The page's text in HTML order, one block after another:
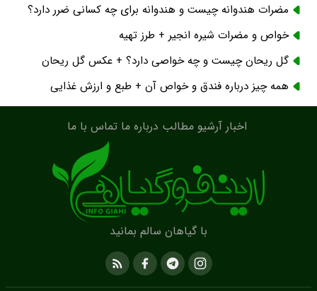
مضرات هندوانه چیست و هندوانه برای چه کسانی ضرر دارد؟
خواص و مضرات شیره انجیر + طرز تهیه
گل ریحان چیست و چه خواصی دارد؟ + عکس گل ریحان
همه چیز درباره فندق و خواص آن + طبع و ارزش غذایی
اخبار آرشیو مطالب درباره ما تماس با ما
با گیاهان سالم بمانید